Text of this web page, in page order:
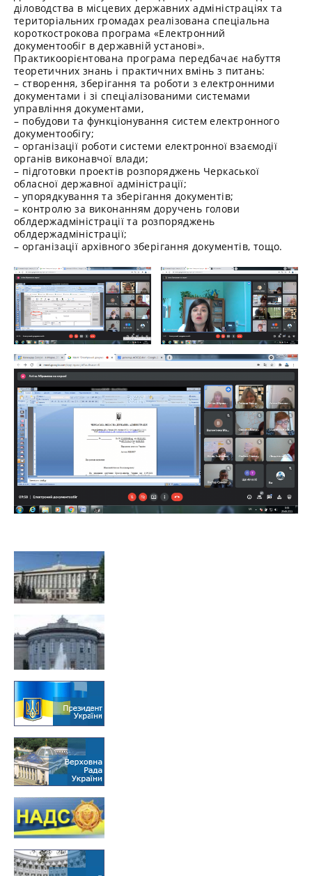
діловодства в місцевих державних адміністраціях та
територіальних громадах реалізована спеціальна
короткострокова програма «Електронний
документообіг в державній установі».
Практикоорієнтована програма передбачає набуття
теоретичних знань і практичних вмінь з питань:
– створення, зберігання та роботи з електронними
документами і зі спеціалізованими системами
управління документами,
– побудови та функціонування систем електронного
документообігу;
– організації роботи системи електронної взаємодії
органів виконавчої влади;
– підготовки проектів розпоряджень Черкаської
обласної державної адміністрації;
– упорядкування та зберігання документів;
– контролю за виконанням доручень голови
облдержадміністрації та розпоряджень
облдержадміністрації;
– організації архівного зберігання документів, тощо.